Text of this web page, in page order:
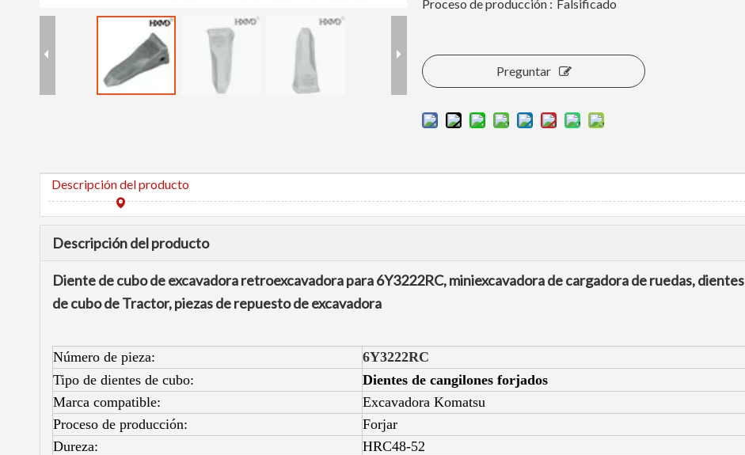
Proceso de producción : Falsificado
Preguntar
Descripción del producto
Descripción del producto
Diente de cubo de excavadora retroexcavadora para 6Y3222RC, miniexcavadora de cargadora de ruedas, dientes
de cubo de Tractor, piezas de repuesto de excavadora
Número de pieza:
6Y3222RC
Tipo de dientes de cubo:
Dientes de cangilones forjados
Marca compatible:
Excavadora Komatsu
Proceso de producción:
Forjar
Dureza:
HRC48-52